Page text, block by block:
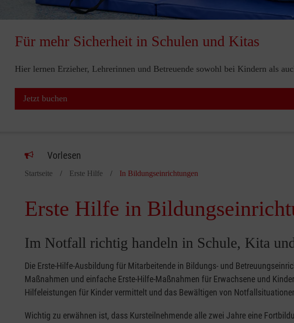
Für mehr Sicherheit in Schulen und Kitas
Hier lernen Erzieher, Lehrerinnen und Betreuende sowohl bei Kindern als
Jetzt buchen
Vorlesen
Startseite Erste Hilfe In Bildungseinrichtungen
Erste Hilfe in
Im Notfall richtig handeln in Schule, Kita
Die Erste-Hilfe-Ausbildung für Mitarbeitende in Bildungs- und
Maßnahmen und einfache Erste-Hilfe-Maßnahmen für Erwachsene und
Hilfeleistungen für Kinder vermittelt und das Bewältigen von
Wichtig zu erwähnen ist, dass Kursteilnehmende alle zwei Jahre eine